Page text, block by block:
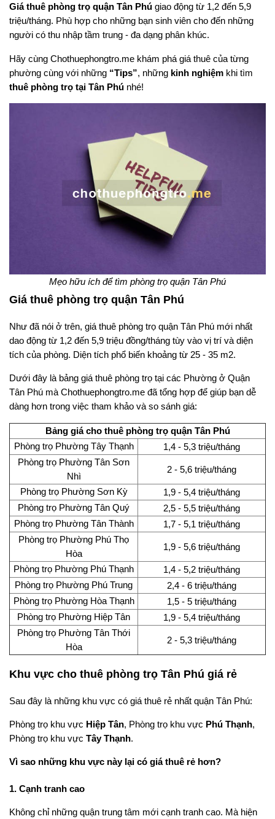
Giá thuê phòng trọ quận Tân Phú giao động từ 1,2 đến 5,9
triệu/tháng. Phù hợp cho những bạn sinh viên cho đến những
người có thu nhập tầm trung - đa dạng phân khúc.
Hãy cùng Chothuephongtro.me khám phá giá thuê của từng
phường cùng với những “Tips”, những kinh nghiệm khi tìm
thuê phòng trọ tại Tân Phú nhé!
Mẹo hữu ích để tìm phòng trọ quận Tân Phú
Giá thuê phòng trọ quận Tân Phú
Như đã nói ở trên, giá thuê phòng trọ quận Tân Phú mới nhất
dao động từ 1,2 đến 5,9 triệu đồng/tháng tùy vào vị trí và diện
tích của phòng. Diện tích phổ biến khoảng từ 25 - 35 m2.
Dưới đây là bảng giá thuê phòng trọ tại các Phường ở Quận
Tân Phú mà Chothuephongtro.me đã tổng hợp để giúp bạn dễ
dàng hơn trong việc tham khảo và so sánh giá:
Bảng giá cho thuê phòng trọ quận Tân Phú
Phòng trọ Phường Tây Thạnh
1,4 - 5,3 triệu/tháng
Phòng trọ Phường Tân Sơn
Nhì
2 - 5,6 triệu/tháng
Phòng trọ Phường Sơn Kỳ
1,9 - 5,4 triệu/tháng
Phòng trọ Phường Tân Quý
2,5 - 5,5 triệu/tháng
Phòng trọ Phường Tân Thành
1,7 - 5,1 triệu/tháng
Phòng trọ Phường Phú Thọ
Hòa
1,9 - 5,6 triệu/tháng
Phòng trọ Phường Phú Thạnh
1,4 - 5,2 triệu/tháng
Phòng trọ Phường Phú Trung
2,4 - 6 triệu/tháng
Phòng trọ Phường Hòa Thạnh
1,5 - 5 triệu/tháng
Phòng trọ Phường Hiệp Tân
1,9 - 5,4 triệu/tháng
Phòng trọ Phường Tân Thới
Hòa
2 - 5,3 triệu/tháng
Khu vực cho thuê phòng trọ Tân Phú giá rẻ
Sau đây là những khu vực có giá thuê rẻ nhất quận Tân Phú:
Phòng trọ khu vực Hiệp Tân, Phòng trọ khu vực Phú Thạnh,
Phòng trọ khu vực Tây Thạnh.
Vì sao những khu vực này lại có giá thuê rẻ hơn?
1. Cạnh tranh cao
Không chỉ những quận trung tâm mới cạnh tranh cao. Mà hiện